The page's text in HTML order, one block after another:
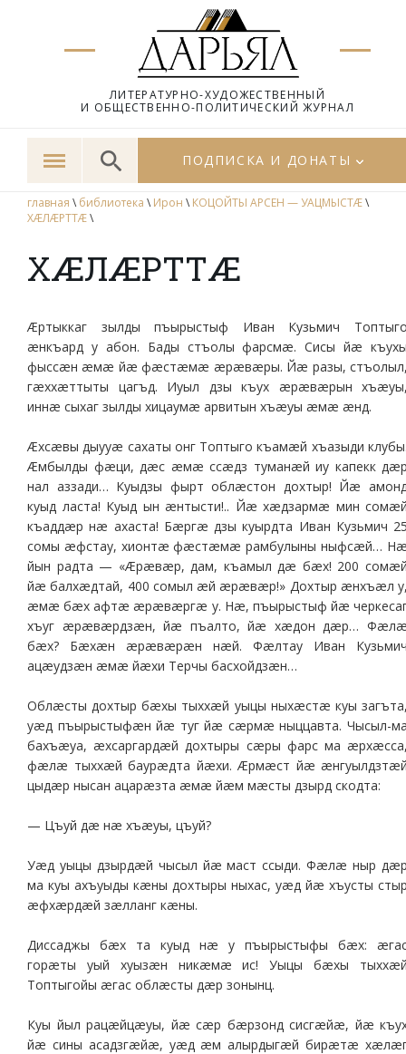
ЛИТЕРАТУРНО-ХУДОЖЕСТВЕННЫЙ
И ОБЩЕСТВЕННО-ПОЛИТИЧЕСКИЙ ЖУРНАЛ
ПОДПИСКА И ДОНАТЫ
главная \ библиотека \ Ирон \ КОЦОЙТЫ АРСЕН — УАЦМЫСТÆ\
ХÆЛÆРТТÆ\
ХÆЛÆРТТÆ
Æртыккаг зылды пъырыстыф Иван Кузьмич
æнкъард у абон. Бады стъолы фарсмæ. Сисы йæ
фыссæн æмæ йæ фæстæмæ æрæвæры. Йæ разы,
гæххæттыты цагъд. Иуыл дзы къух æрæвæрын
иннæ сыхаг зылды хицаумæ арвитын хъæуы æмæ æнд.
Æхсæвы дыууæ сахаты онг Топтыго къамæй хъазыди
Æмбылды фæци, дæс æмæ ссæдз туманæй иу капекк
нал аззади… Куыдзы фырт облæстон дохтыр! Йæ
куыд ласта! Куыд ын æнтысти!.. Йæ хæдзармæ мин
къаддæр нæ ахаста! Бæргæ дзы куырдта Иван Кузьмич
сомы æфстау, хионтæ фæстæмæ рамбулыны ныфсæй…
йын радта — «Æрæвæр, дам, къамыл дæ бæх! 200
йæ балхæдтай, 400 сомыл æй æрæвæр!» Дохтыр æнхъæл
æмæ бæх афтæ æрæвæргæ у. Нæ, пъырыстыф йæ
хъуг æрæвæрдзæн, йæ пъалто, йæ хæдон дæр…
бæх? Бæхæн æрæвæрæн нæй. Фæлтау Иван
ацæудзæн æмæ йæхи Терчы басхойдзæн…
Облæсты дохтыр бæхы тыххæй уыцы ныхæстæ куы
уæд пъырыстыфæн йæ туг йæ сæрмæ ныццавта. Чысыл-
бахъæуа, æхсаргардæй дохтыры сæры фарс ма
фæлæ тыххæй баурæдта йæхи. Æрмæст йæ
цыдæр нысан ацарæзта æмæ йæм мæсты дзырд скодта:
— Цъуй дæ нæ хъæуы, цъуй?
Уæд уыцы дзырдæй чысыл йæ маст ссыди. Фæлæ ныр
ма куы ахъуыды кæны дохтыры ныхас, уæд йæ хъусты
æфхæрдæй зæлланг кæны.
Диссаджы бæх та куыд нæ у пъырыстыфы бæх:
горæты уый хуызæн никæмæ ис! Уыцы бæхы
Топтыгойы æгас облæсты дæр зонынц.
Куы йыл рацæйцæуы, йæ сæр бæрзонд сисгæйæ, йæ
йæ сины асадзгæйæ, уæд æм алырдыгæй бирæтæ